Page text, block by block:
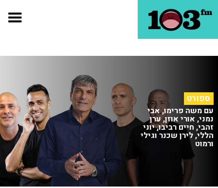
ספורט
עם משה פרימו, אבי
נמני, אורי אוזן, ערן
זהבי, חיים רביבו, יוני
הללי, לירן שכנר וגילי
ורמוט